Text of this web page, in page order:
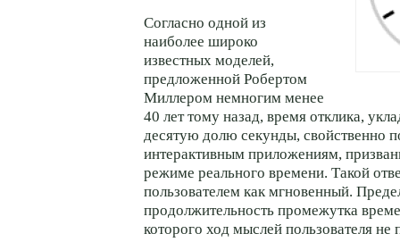
Согласно одной из
наиболее широко
известных моделей,
предложенной Робертом
Миллером немногим менее
40 лет тому назад, время отклика,
десятую долю секунды, свойственно
интерактивным приложениям,
режиме реального времени. Такой
пользователем как мгновенный.
продолжительность промежутка
которого ход мыслей пользователя не